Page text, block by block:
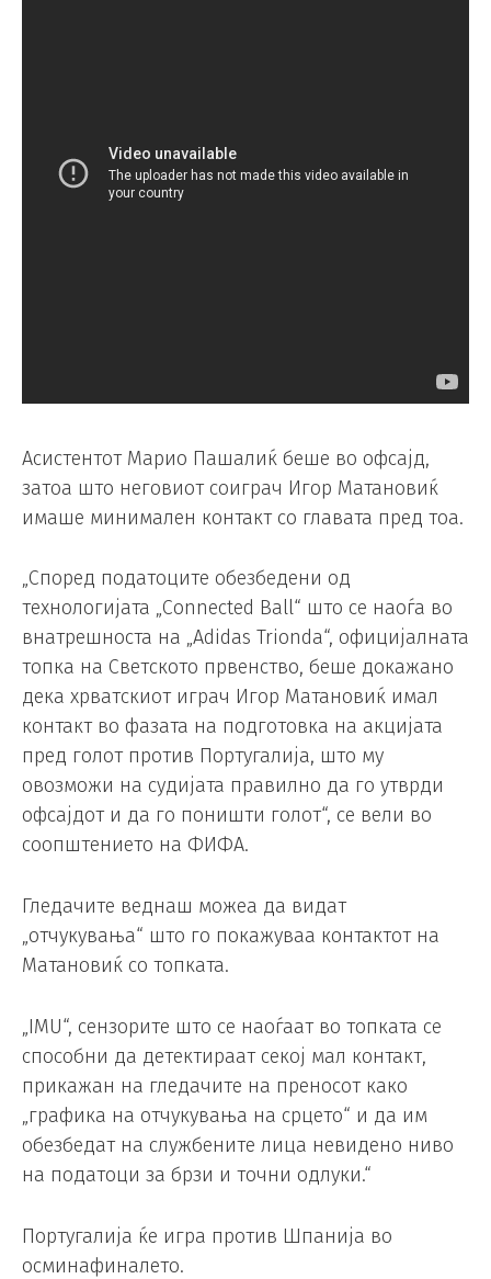
Асистентот Марио Пашалиќ беше во офсајд,
затоа што неговиот соиграч Игор Матановиќ
имаше минимален контакт со главата пред тоа.
„Според податоците обезбедени од
технологијата „Connected Ball“ што се наоѓа во
внатрешноста на „Adidas Trionda“, официјалната
топка на Светското првенство, беше докажано
дека хрватскиот играч Игор Матановиќ имал
контакт во фазата на подготовка на акцијата
пред голот против Португалија, што му
овозможи на судијата правилно да го утврди
офсајдот и да го поништи голот“, се вели во
соопштението на ФИФА.
Гледачите веднаш можеа да видат
„отчукувања“ што го покажуваа контактот на
Матановиќ со топката.
„IMU“, сензорите што се наоѓаат во топката се
способни да детектираат секој мал контакт,
прикажан на гледачите на преносот како
„графика на отчукувања на срцето“ и да им
обезбедат на службените лица невидено ниво
на податоци за брзи и точни одлуки.“
Португалија ќе игра против Шпанија во
осминафиналето.